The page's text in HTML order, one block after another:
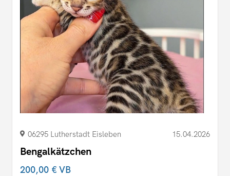
06295 Lutherstadt Eisleben 15.04.2026
Bengalkätzchen
200,00 €VB